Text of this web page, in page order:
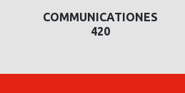
COMMUNICATIONES
419